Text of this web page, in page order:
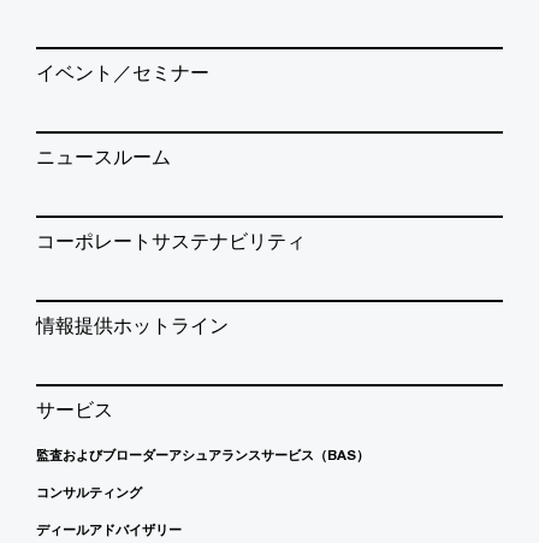
イベント／セミナー
ニュースルーム
コーポレートサステナビリティ
情報提供ホットライン
サービス
監査およびブローダーアシュアランスサービス（BAS）
コンサルティング
ディールアドバイザリー